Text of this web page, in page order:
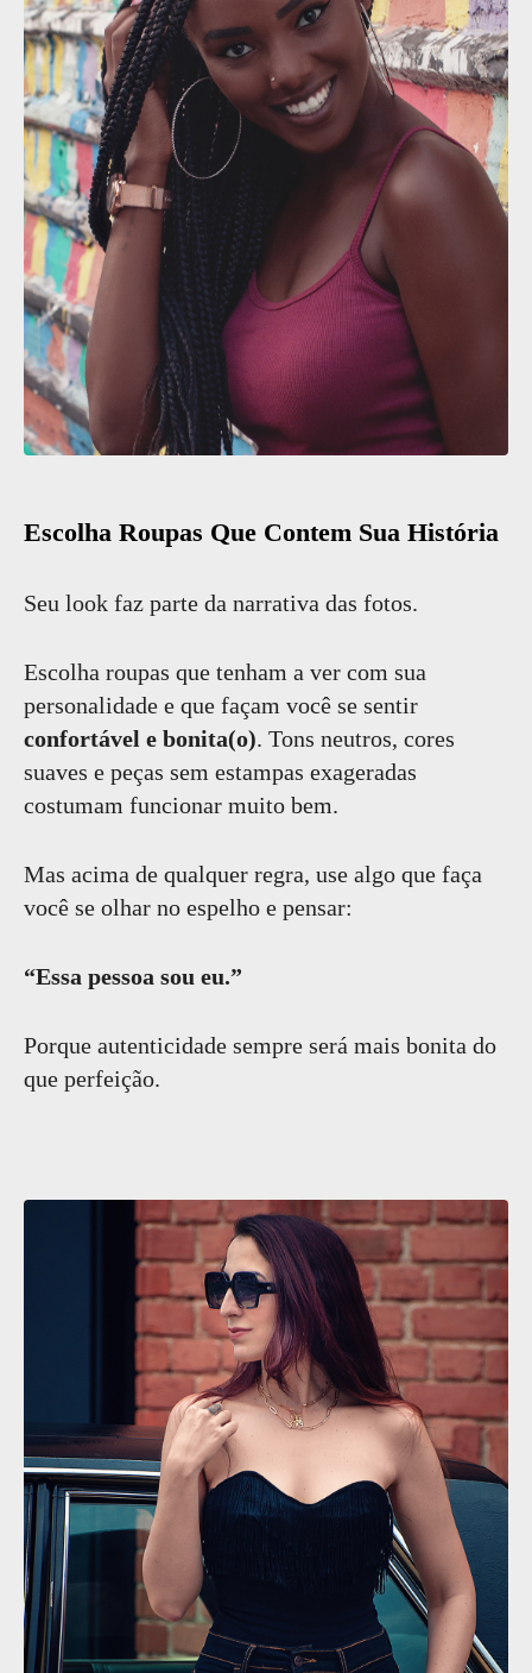
Escolha Roupas Que Contem Sua História
Seu look faz parte da narrativa das fotos.
Escolha roupas que tenham a ver com sua
personalidade e que façam você se sentir
confortável e bonita(o). Tons neutros, cores
suaves e peças sem estampas exageradas
costumam funcionar muito bem.
Mas acima de qualquer regra, use algo que faça
você se olhar no espelho e pensar:
“Essa pessoa sou eu.”
Porque autenticidade sempre será mais bonita do
que perfeição.